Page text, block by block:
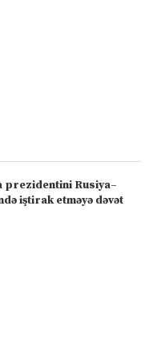
prezidentini Rusiya–
iştirak etməyə dəvət